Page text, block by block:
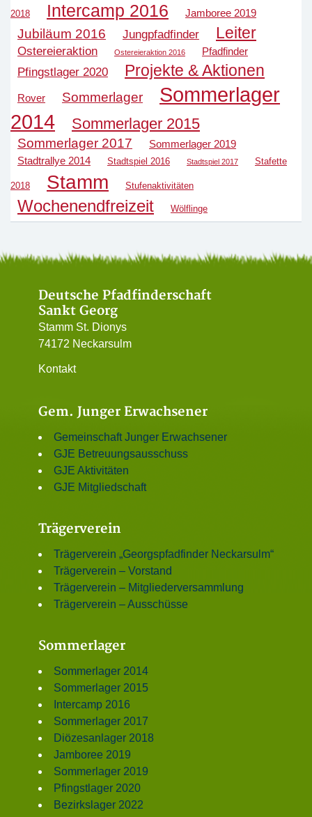
2018 Intercamp 2016 Jamboree 2019
Jubiläum 2016 Jungpfadfinder Leiter
Ostereieraktion Ostereieraktion 2016 Pfadfinder
Pfingstlager 2020 Projekte & Aktionen
Rover Sommerlager
Sommerlager
2014
Sommerlager 2015
Sommerlager 2017
Sommerlager 2019
Stadtrallye 2014
Stadtspiel 2016 Stadtspiel 2017 Stafette
2018 Stamm Stufenaktivitäten
Wochenendfreizeit Wölflinge
Deutsche Pfadfinderschaft
Sankt Georg
Stamm St. Dionys
74172 Neckarsulm
Kontakt
Gem. Junger Erwachsener
Gemeinschaft Junger Erwachsener
GJE Betreuungsausschuss
GJE Aktivitäten
GJE Mitgliedschaft
Trägerverein
Trägerverein „Georgspfadfinder Neckarsulm“
Trägerverein – Vorstand
Trägerverein – Mitgliederversammlung
Trägerverein – Ausschüsse
Sommerlager
Sommerlager 2014
Sommerlager 2015
Intercamp 2016
Sommerlager 2017
Diözesanlager 2018
Jamboree 2019
Sommerlager 2019
Pfingstlager 2020
Bezirkslager 2022